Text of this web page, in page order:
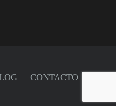
CONTACTO